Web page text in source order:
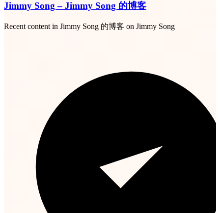
Jimmy Song – Jimmy Song 的博客
Recent content in Jimmy Song 的博客 on Jimmy Song